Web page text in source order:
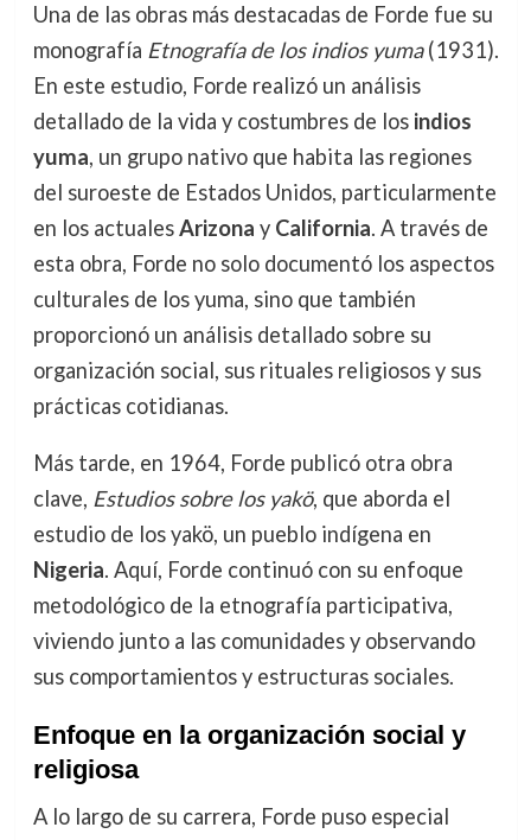
Una de las obras más destacadas de Forde fue su
monografía Etnografía de los indios yuma(1931).
En este estudio, Forde realizó un análisis
detallado de la vida y costumbres de los indios
yuma, un grupo nativo que habita las regiones
del suroeste de Estados Unidos, particularmente
en los actualesArizona y California. A través de
esta obra, Forde no solo documentó los aspectos
culturales de los yuma, sino que también
proporcionó un análisis detallado sobre su
organización social, sus rituales religiosos y sus
prácticas cotidianas.
Más tarde, en 1964, Forde publicó otra obra
clave, Estudios sobre los yakö, que aborda el
estudio de los yakö, un pueblo indígena en
Nigeria. Aquí, Forde continuó con su enfoque
metodológico de la etnografía participativa,
viviendo junto a las comunidades y observando
sus comportamientos y estructuras sociales.
Enfoque en la organización social y
religiosa
A lo largo de su carrera, Forde puso especial